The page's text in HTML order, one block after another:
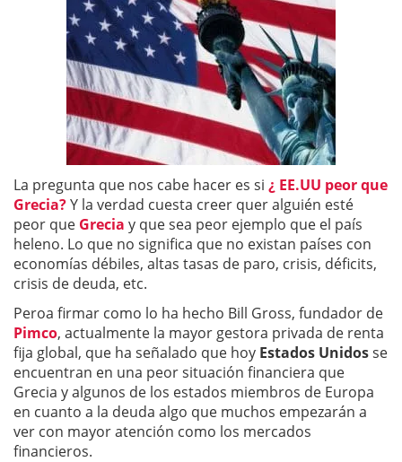
La pregunta que nos cabe hacer es si ¿ EE.UU peor que
Grecia?Y la verdad cuesta creer quer alguién esté
peor que Grecia y que sea peor ejemplo que el país
heleno. Lo que no significa que no existan países con
economías débiles, altas tasas de paro, crisis, déficits,
crisis de deuda, etc.
Peroa firmar como lo ha hecho Bill Gross, fundador de
Pimco, actualmente la mayor gestora privada de renta
fija global, que ha señalado que hoy Estados Unidosse
encuentran en una peor situación financiera que
Grecia y algunos de los estados miembros de Europa
en cuanto a la deuda algo que muchos empezarán a
ver con mayor atención como los mercados
financieros.